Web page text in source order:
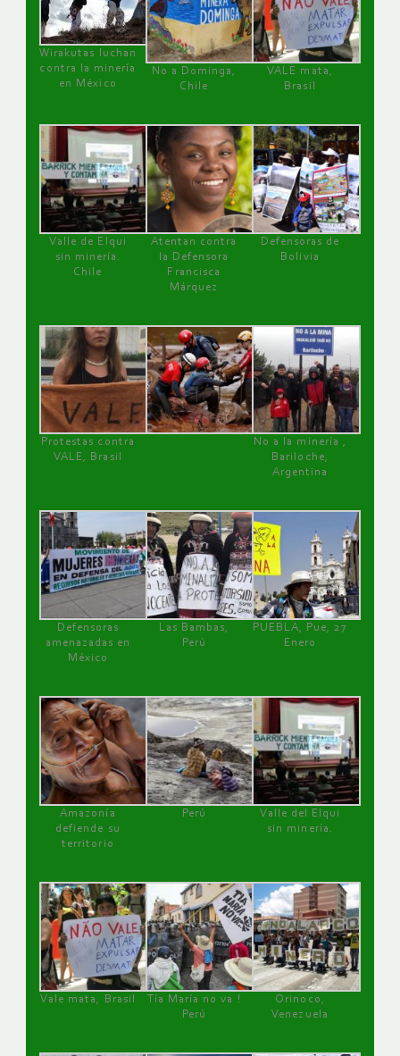
Wirakutas luchan
contra la minería
en México
No a Dominga,
Chile
VALE mata,
Brasil
Valle de Elqui
sin minería.
Chile
Atentan contra
la Defensora
Francisca
Márquez
Defensoras de
Bolivia
Protestas contra
VALE, Brasil
No a la minería ,
Bariloche,
Argentina
Defensoras
amenazadas en
México
Las Bambas,
Perú
PUEBLA, Pue, 27
Enero
Amazonía
defiende su
territorio
Perú
Valle del Elqui
sin minería.
Vale mata, Brasil
Tía María no va !
Perú
Orinoco,
Venezuela